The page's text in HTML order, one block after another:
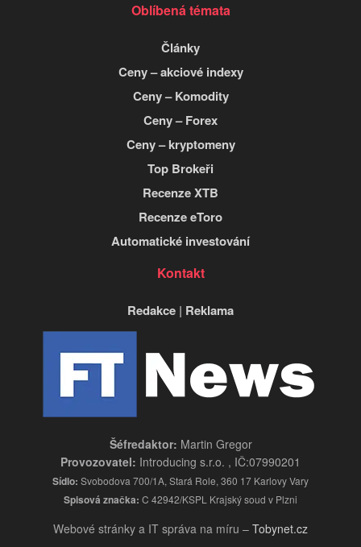
Oblíbená témata
Články
Ceny – akciové indexy
Ceny – Komodity
Ceny – Forex
Ceny – kryptomeny
Top Brokeři
Recenze XTB
Recenze eToro
Automatické investování
Kontakt
Redakce | Reklama
Šéfredaktor: Martin Gregor
Provozovatel: Introducing s.r.o. , IČ:07990201
Sídlo: Svobodova 700/1A, Stará Role, 360 17 Karlovy Vary
Spisová značka: C 42942/KSPL Krajský soud v Plzni
Webové stránky a IT správa na míru – Tobynet.cz